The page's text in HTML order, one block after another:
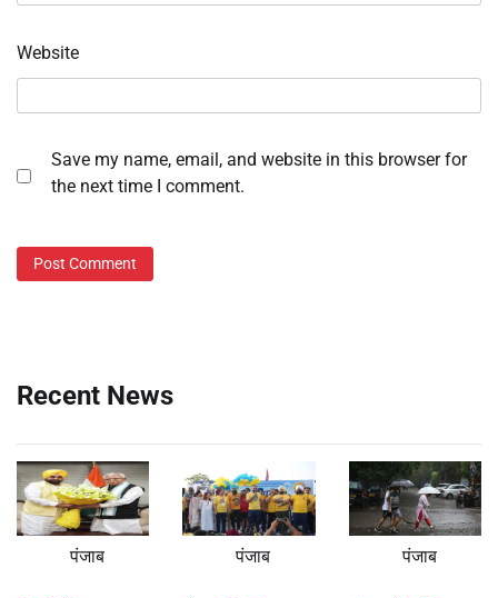
Website
Save my name, email, and website in this browser for
the next time I comment.
Recent News
पंजाब पंजाब पंजाब